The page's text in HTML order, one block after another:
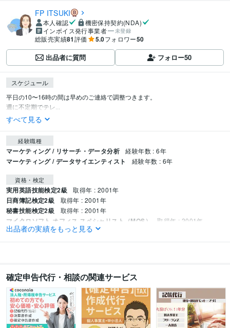
FP ITSUKI
本人確認
機密保持契約(NDA)
インボイス発行事業者
未登録
総販売実績81評価 5.0フォロワー50
出品者に質問 フォロー50
スケジュール
平日の10〜16時の間は早めのご連絡で調整つきます。
週に不定期でテレ...
すべて見る
経験職種
マーケティング / リサーチ・データ分析 経験年数 : 6年
マーケティング / データサイエンティスト 経験年数 : 6年
資格・検定
実用英語技能検定2級 取得年 : 2001年
日商簿記検定2級 取得年 : 2001年
秘書技能検定2級 取得年 : 2001年
マイクロソフト オフィス スペシャリスト（MOS） 取得年 : 2001年
医療事務管理士 取得年 : 2013年
効率化
保険
出品者の実績をもっと見る
確定申告代行・相談の関連サービス